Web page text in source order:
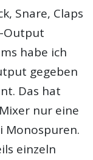
Snare, Claps
Output
habe ich
gegeben
Das hat
nur eine
Monospuren.
einzeln